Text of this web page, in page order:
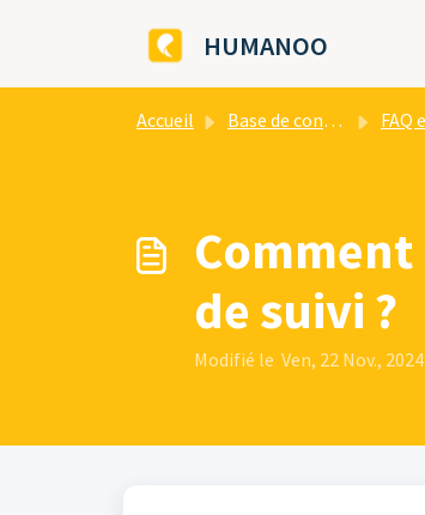
HUMANOO
Accueil Base de connaissances FAQ et
de suivi ?
Modifié le Ven, 22 Nov., 2024